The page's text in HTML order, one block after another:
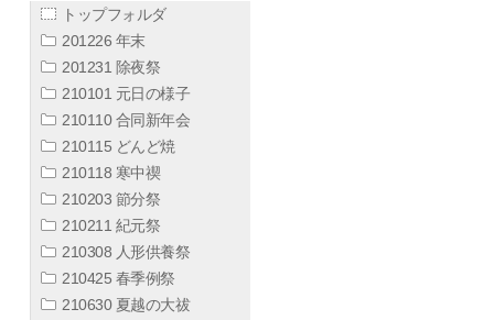
トップフォルダ
201226 年末
201231 除夜祭
210101 元日の様子
210110 合同新年会
210115 どんど焼
210118 寒中禊
210203 節分祭
210211 紀元祭
210308 人形供養祭
210425 春季例祭
210630 夏越の大祓